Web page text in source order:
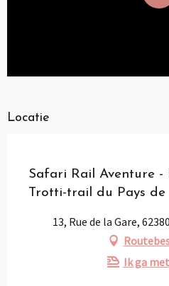
Locatie
Safari Rail Aventure -
Trotti-trail du Pays de
13, Rue de la Gare,
Ik ga